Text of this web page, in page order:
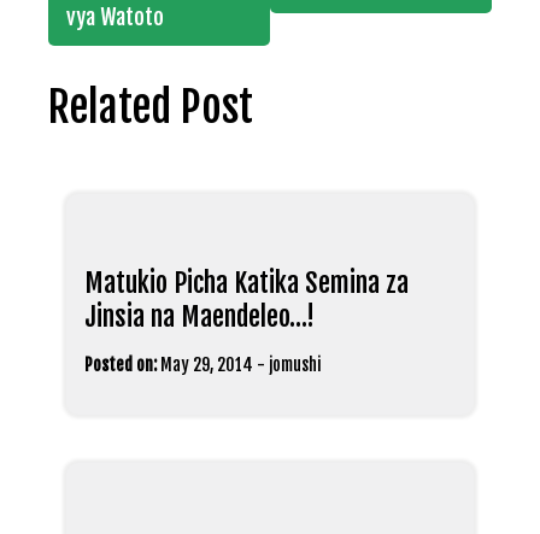
vya Watoto
Related Post
Matukio Picha Katika Semina za
Jinsia na Maendeleo…!
Posted on: May 29, 2014 - jomushi